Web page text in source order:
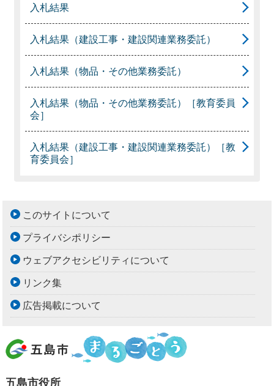
入札結果
入札結果（建設工事・建設関連業務委託）
入札結果（物品・その他業務委託）
入札結果（物品・その他業務委託）［教育委員
会］
入札結果（建設工事・建設関連業務委託）［教
育委員会］
このサイトについて
プライバシポリシー
ウェブアクセシビリティについて
リンク集
広告掲載について
五島市役所